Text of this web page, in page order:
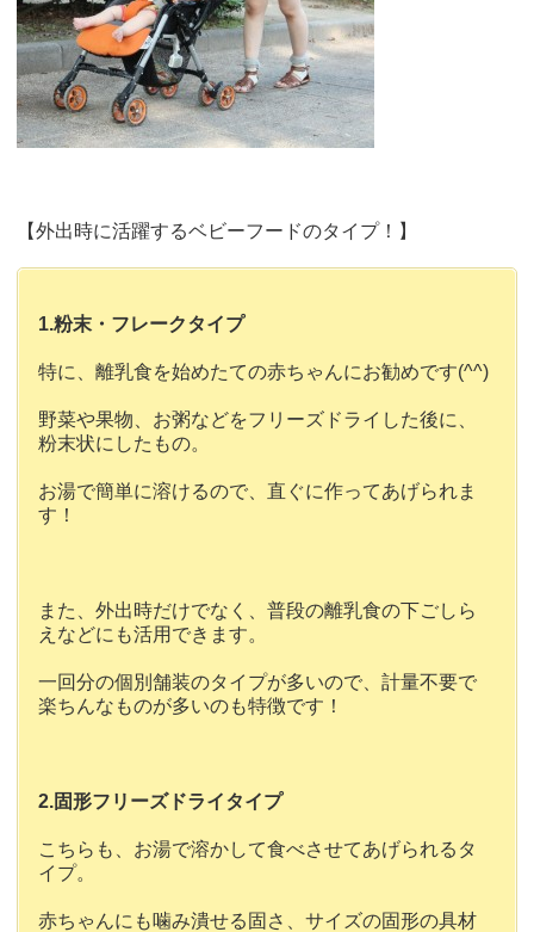
【外出時に活躍するベビーフードのタイプ！】
1.粉末・フレークタイプ
特に、離乳食を始めたての赤ちゃんにお勧めです(^^)
野菜や果物、お粥などをフリーズドライした後に、
粉末状にしたもの。
お湯で簡単に溶けるので、直ぐに作ってあげられま
す！
また、外出時だけでなく、普段の離乳食の下ごしら
えなどにも活用できます。
一回分の個別舗装のタイプが多いので、計量不要で
楽ちんなものが多いのも特徴です！
2.固形フリーズドライタイプ
こちらも、お湯で溶かして食べさせてあげられるタ
イプ。
赤ちゃんにも噛み潰せる固さ、サイズの固形の具材